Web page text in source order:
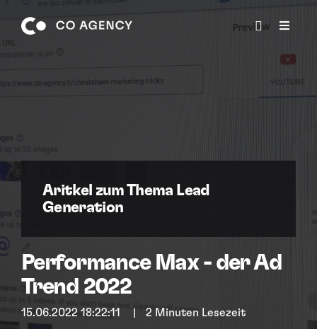
Aritkel zum Thema Lead
Generation
Performance Max - der Ad
Trend 2022
15.06.2022 18:22:11 2 Minuten Lesezeit